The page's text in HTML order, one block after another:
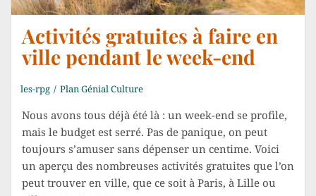
Activités gratuites à faire en
ville pendant le week-end
les-rpg Plan Génial Culture
Nous avons tous déjà été là : un week-end se profile,
mais le budget est serré. Pas de panique, on peut
toujours s’amuser sans dépenser un centime. Voici
un aperçu des nombreuses activités gratuites que l’on
peut trouver en ville, que ce soit à Paris, à Lille ou